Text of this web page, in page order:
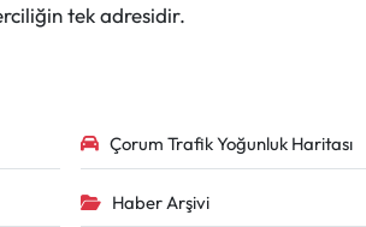
tek adresidir.
Çorum Trafik Yoğunluk Haritası
Haber Arşivi